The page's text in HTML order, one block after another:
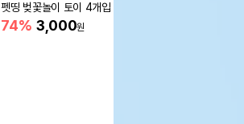
펫띵 벚꽃놀이 토이 4개입
74% 3,000원